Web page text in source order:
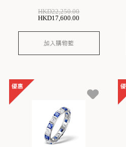
HKD22,250.00
HKD17,600.00
加入購物籃